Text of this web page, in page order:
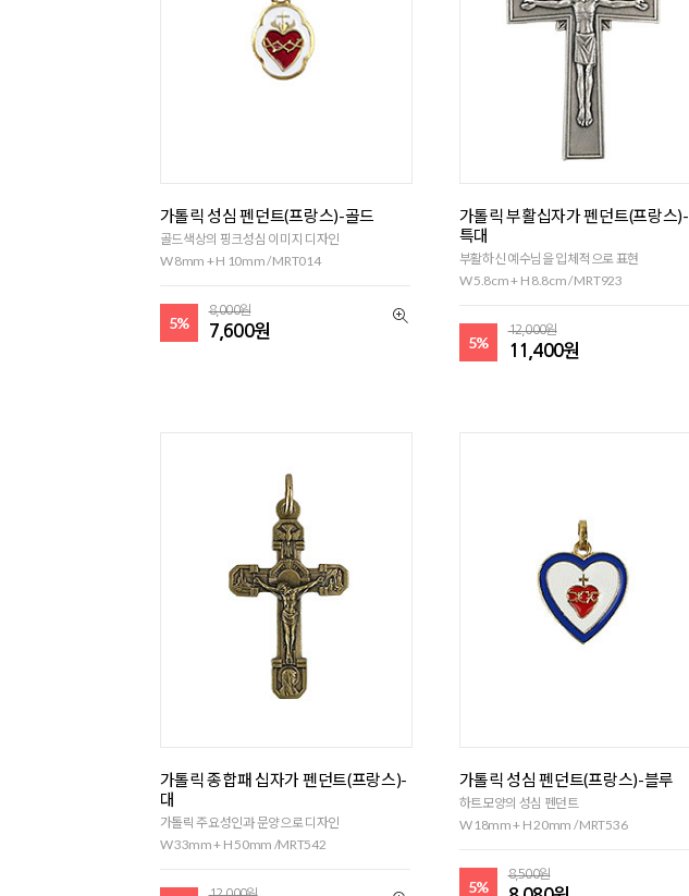
가톨릭 성심 펜던트(프랑스)-골드
골드색상의 핑크성심 이미지 디자인
W 8mm + H 10mm / MRT014
5%
8,000원
7,600원
가톨릭 부활십자가 펜던트(프랑스)-
특대
부활하신 예수님을 입체적으로 표현
W 5.8cm + H 8.8cm / MRT923
5%
12,000원
11,400원
가톨릭 종합패 십자가 펜던트(프랑스)-
대
가톨릭 주요성인과 문양으로 디자인
W 33mm + H 50mm /MRT542
12,000원
가톨릭 성심 펜던트(프랑스)-블루
하트모양의 성심 펜던트
W 18mm + H 20mm / MRT536
5%
8,500원